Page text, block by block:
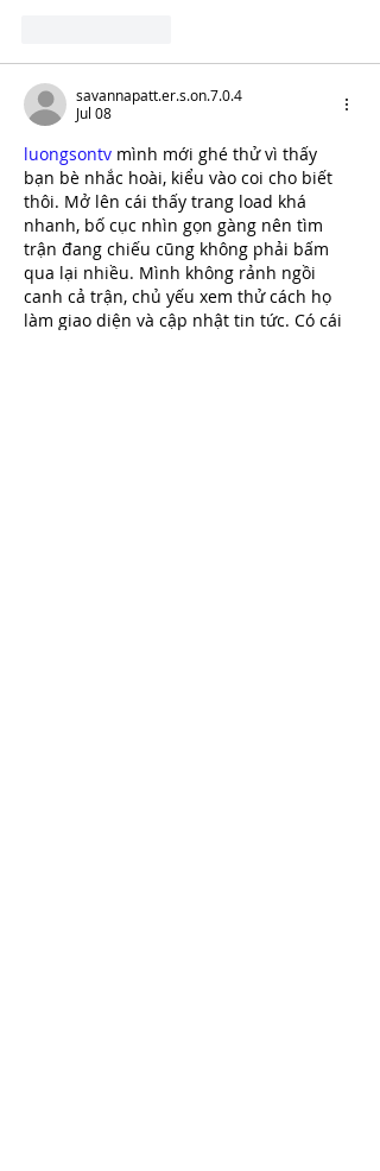
savannapatt.er.s.on.7.0.4
Jul 08
luongsontv mình mới ghé thử vì thấy
bạn bè nhắc hoài, kiểu vào coi cho biết
thôi. Mở lên cái thấy trang load khá
nhanh, bố cục nhìn gọn gàng nên tìm
trận đang chiếu cũng không phải bấm
qua lại nhiều. Mình không rảnh ngồi
canh cả trận, chủ yếu xem thử cách họ
làm giao diện và cập nhật tin tức. Có cái